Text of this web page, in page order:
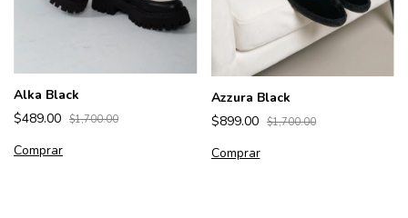
Alka Black
$489.00 $1,700.00
Comprar
Azzura Black
$899.00 $1,700.00
Comprar